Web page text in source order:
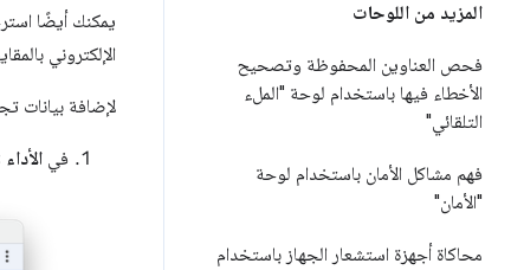
المزيد من اللوحات
فحص العناوين المحفوظة وتصحيح
الأخطاء فيها باستخدام لوحة "الملء
التلقائي"
فهم مشاكل الأمان باستخدام لوحة
"الأمان"
محاكاة أجهزة استشعار الجهاز باستخدام
يمكنك أيضًا
الإلكتروني
لإضافة بيانات
في الأداء